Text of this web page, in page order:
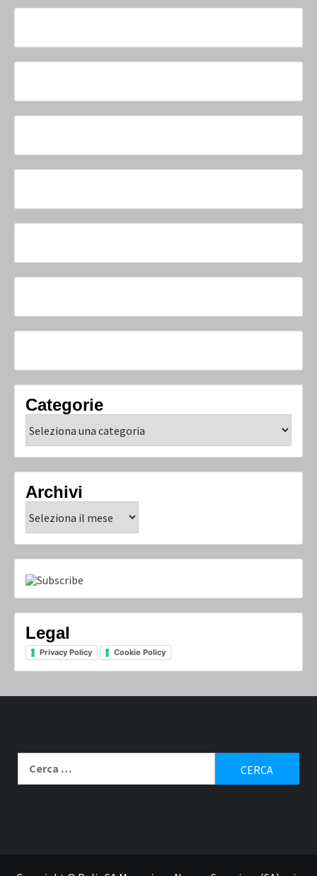
Categorie
Archivi
Legal
Privacy Policy Cookie Policy
per: